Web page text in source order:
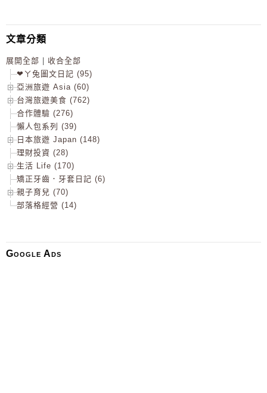
文章分類
展開全部
收合全部
❤ㄚ兔圖文日記 (95)
亞洲旅遊 Asia (60)
台灣旅遊美食 (762)
合作體驗 (276)
懶人包系列 (39)
日本旅遊 Japan (148)
理財投資 (28)
生活 Life (170)
矯正牙齒．牙套日記 (6)
親子育兒 (70)
部落格經營 (14)
Google Ads